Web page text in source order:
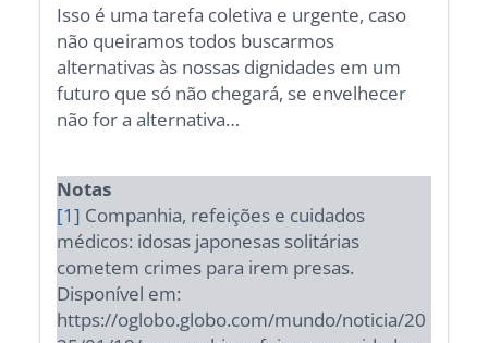
Isso é uma tarefa coletiva e urgente, caso
não queiramos todos buscarmos
alternativas às nossas dignidades em um
futuro que só não chegará, se envelhecer
não for a alternativa…
Notas
[1] Companhia, refeições e cuidados
médicos: idosas japonesas solitárias
cometem crimes para irem presas.
Disponível em:
https://oglobo.globo.com/mundo/noticia/20